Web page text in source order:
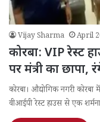
Vijay Sharma April
कोरबा: VIP रेस्ट
पर मंत्री का
कोरबा। औद्योगिक नगरी
वीआईपी रेस्ट हाउस से एक